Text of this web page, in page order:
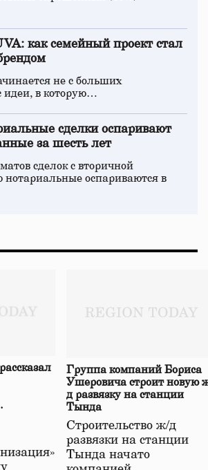
как семейный проект стал
не с больших
идеи, в которую…
сделки оспаривают
за шесть лет
сделок с вторичной
нотариальные оспариваются в
моста
Группа компаний Бориса
Ушеровича строит новую
д развязку на станции
Тында
Строительство ж/д
развязки на станции
Тында начато